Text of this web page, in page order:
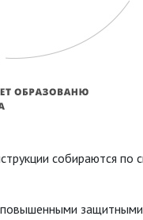
собираются по